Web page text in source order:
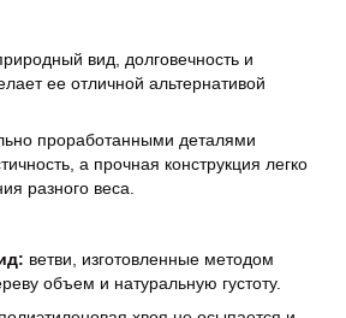
вид, долговечность и
ее отличной альтернативой
проработанными деталями
а прочная конструкция легко
разного веса.
ветви, изготовленные методом
объем и натуральную густоту.